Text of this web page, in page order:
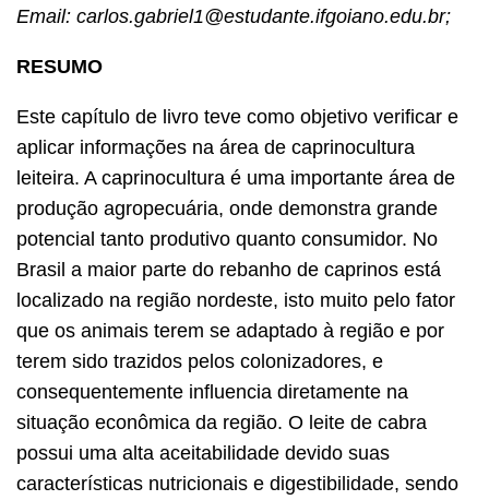
Email: carlos.gabriel1@estudante.ifgoiano.edu.br;
RESUMO
Este capítulo de livro teve como objetivo verificar e
aplicar informações na área de caprinocultura
leiteira. A caprinocultura é uma importante área de
produção agropecuária, onde demonstra grande
potencial tanto produtivo quanto consumidor. No
Brasil a maior parte do rebanho de caprinos está
localizado na região nordeste, isto muito pelo fator
que os animais terem se adaptado à região e por
terem sido trazidos pelos colonizadores, e
consequentemente influencia diretamente na
situação econômica da região. O leite de cabra
possui uma alta aceitabilidade devido suas
características nutricionais e digestibilidade, sendo